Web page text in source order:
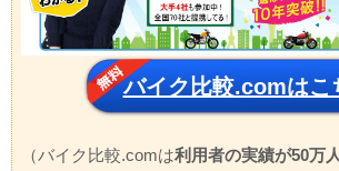
バイク比較.comはこ
（バイク比較.comは利用者の実績が50万